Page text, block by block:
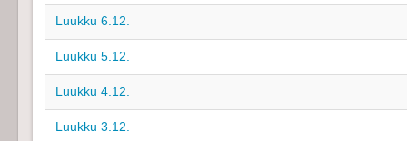
Luukku 6.12.
Luukku 5.12.
Luukku 4.12.
Luukku 3.12.